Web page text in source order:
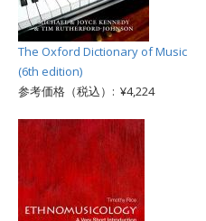
The Oxford Dictionary of Music
(6th edition)
参考価格（税込）: ¥4,224